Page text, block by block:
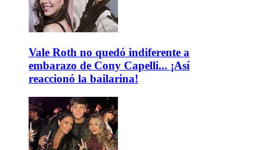
Vale Roth no quedó indiferente a
embarazo de Cony Capelli... ¡Así
reaccionó la bailarina!